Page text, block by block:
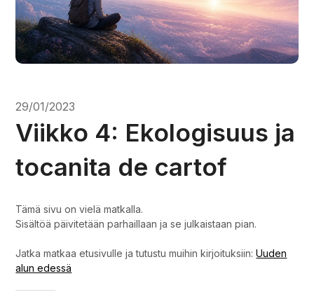
29/01/2023
Viikko 4: Ekologisuus ja
tocanita de cartof
Tämä sivu on vielä matkalla.
Sisältöä päivitetään parhaillaan ja se julkaistaan pian.
Jatka matkaa etusivulle ja tutustu muihin kirjoituksiin:Uuden
alun edessä